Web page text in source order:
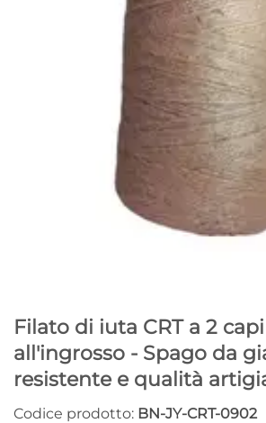
Filato di iuta CRT a 2
all'ingrosso - Spago da
resistente e qualità
Codice prodotto: BN-JY-CRT-0902